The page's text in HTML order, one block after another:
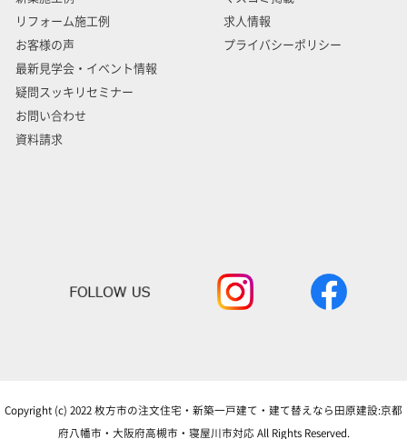
リフォーム施工例
お客様の声
最新見学会・イベント情報
疑問スッキリセミナー
お問い合わせ
資料請求
求人情報
プライバシーポリシー
Copyright (c) 2022 枚方市の注文住宅・新築一戸建て・建て替えなら田原建設:京都
府八幡市・大阪府高槻市・寝屋川市対応 All Rights Reserved.